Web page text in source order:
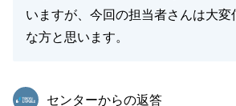
いますが、今回の担当者さんは大変
な方と思います。
東急リバブル
センターからの返答